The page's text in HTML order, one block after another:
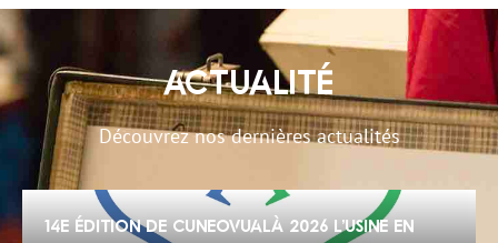
ACTUALITÉ
Découvrez nos dernières actualités
14e édition de CuneoVualà 2026 L’Usine en